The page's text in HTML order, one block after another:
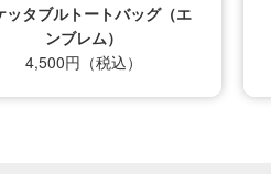
ッタブルトートバッグ（エ
ンブレム）
4,500円（税込）